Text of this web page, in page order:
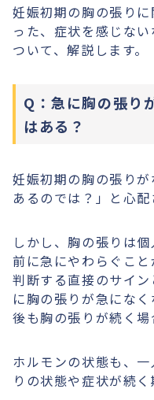
妊娠初期の胸の張り
った、症状を感じな
ついて、解説します。
Q：急に胸の張り
はある？
妊娠初期の胸の張り
あるのでは？」と心配
しかし、胸の張りは
前に急にやわらぐこ
判断する直接のサイ
に胸の張りが急にな
後も胸の張りが続く場
ホルモンの状態も、
りの状態や症状が続く